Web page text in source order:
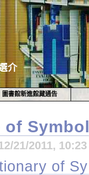
介
圖書館新進館藏通告
of
21/2011,
of